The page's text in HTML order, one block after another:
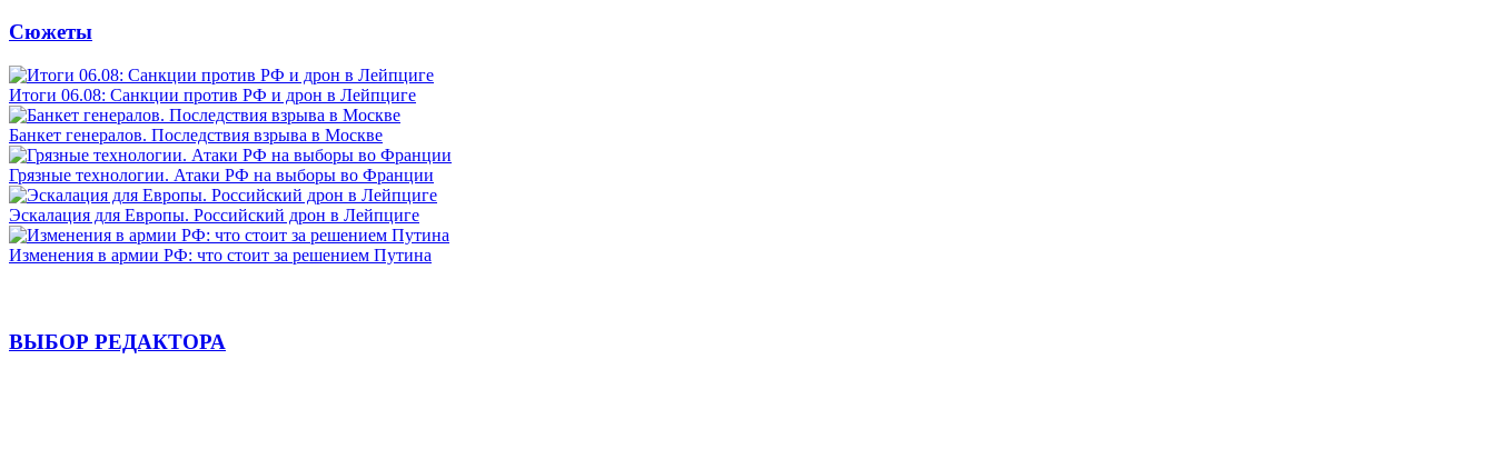
Сюжеты
Итоги 06.08: Санкции против РФ и дрон в Лейпциге
Банкет генералов. Последствия взрыва в Москве
Грязные технологии. Атаки РФ на выборы во Франции
Эскалация для Европы. Российский дрон в Лейпциге
Изменения в армии РФ: что стоит за решением Путина
ВЫБОР РЕДАКТОРА